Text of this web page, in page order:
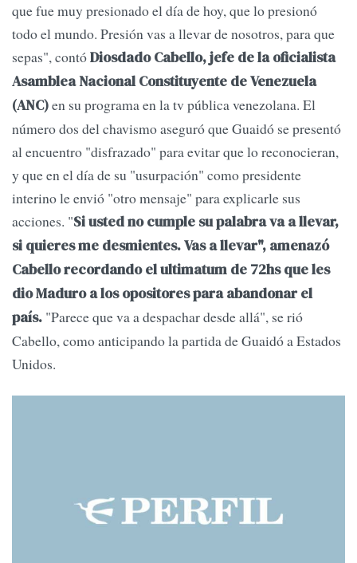
que fue muy presionado el día de hoy, que lo presionó
todo el mundo. Presión vas a llevar de nosotros, para que
sepas", contóDiosdado Cabello, jefe de la oficialista
Asamblea Nacional Constituyente de Venezuela
(ANC)en su programa en la tv pública venezolana. El
número dos del chavismo aseguró que Guaidó se presentó
al encuentro "disfrazado" para evitar que lo reconocieran,
y que en el día de su "usurpación" como presidente
interino le envió "otro mensaje" para explicarle sus
acciones. "Si usted no cumple su palabra va a llevar,
si quieres me desmientes. Vas a llevar", amenazó
Cabello recordando el ultimatum de 72hs que les
dio Maduro a los opositores para abandonar el
país. "Parece que va a despachar desde allá", se rió
Cabello, como anticipando la partida de Guaidó a Estados
Unidos.